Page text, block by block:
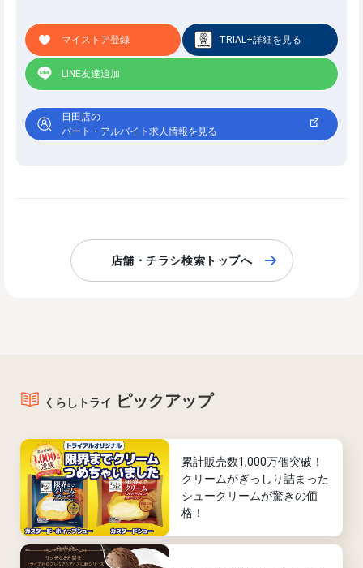
マイストア登録 TRIAL+詳細を見る
LINE友達追加
日田店の
パート・アルバイト求人情報を見る
店舗・チラシ検索トップへ
くらしトライ ピックアップ
累計販売数1,000万個突破！
クリームがぎっしり詰まった
シュークリームが驚きの価
格！